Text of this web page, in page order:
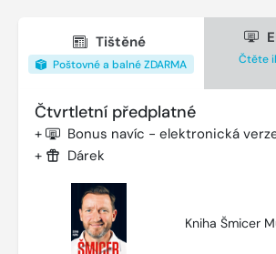
Tištěné
Poštovné a balné ZDARMA Čtěte
Čtvrtletní předplatné
+ Bonus navíc - elektronická
+ Dárek
Kniha Šmicer